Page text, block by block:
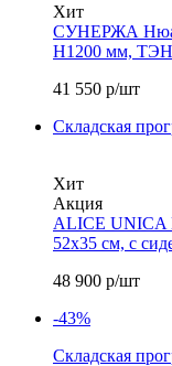
Хит
СУНЕРЖА
H1200 мм,
41 550 р/шт
Складская
Хит
Акция
ALICE UNICA
52х35 см, с
48 900 р/шт
-43%
Складская